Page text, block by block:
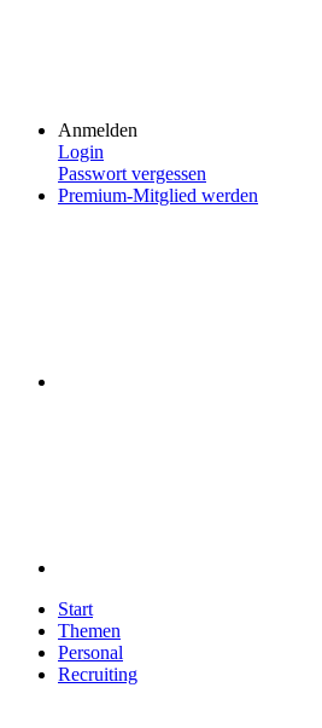
Anmelden
Login
Passwort vergessen
Premium-Mitglied werden
Start
Themen
Personal
Recruiting